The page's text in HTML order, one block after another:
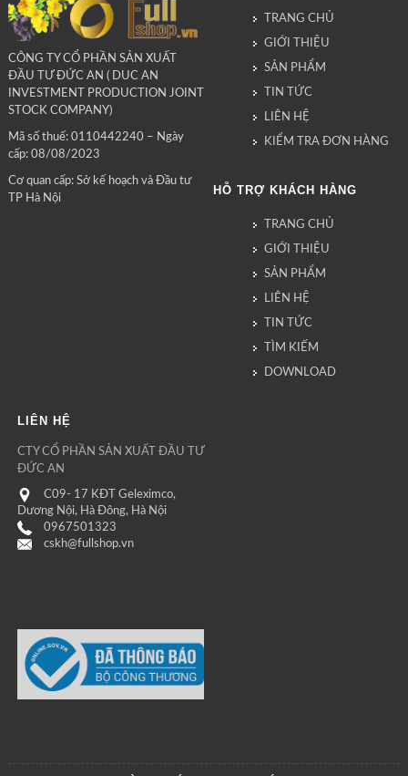
CÔNG TY CỔ PHẦN SẢN XUẤT
ĐẦU TƯ ĐỨC AN ( DUC AN
INVESTMENT PRODUCTION JOINT
STOCK COMPANY)
Mã số thuế: 0110442240 – Ngày
cấp: 08/08/2023
Cơ quan cấp: Sở kế hoạch và Đầu tư
TP Hà Nội
TRANG CHỦ
GIỚI THIỆU
SẢN PHẨM
TIN TỨC
LIÊN HỆ
KIỂM TRA ĐƠN HÀNG
HỖ TRỢ KHÁCH HÀNG
TRANG CHỦ
GIỚI THIỆU
SẢN PHẨM
LIÊN HỆ
TIN TỨC
TÌM KIẾM
DOWNLOAD
LIÊN HỆ
CTY CỔ PHẦN SẢN XUẤT ĐẦU TƯ
ĐỨC AN
C09- 17 KĐT Geleximco,
Dương Nội, Hà Đông, Hà Nội
0967501323
cskh@fullshop.vn